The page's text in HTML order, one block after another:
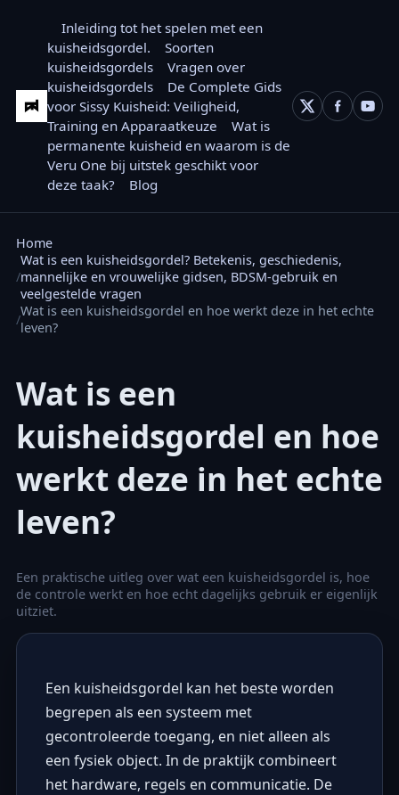
Inleiding tot het spelen met een
kuisheidsgordel.
Soorten
kuisheidsgordels
Vragen over
kuisheidsgordels
De Complete Gids
voor Sissy Kuisheid: Veiligheid,
Training en Apparaatkeuze
Wat is
permanente kuisheid en waarom is de
Veru One bij uitstek geschikt voor
deze taak?
Blog
Home
Wat is een kuisheidsgordel? Betekenis, geschiedenis,
mannelijke en vrouwelijke gidsen, BDSM-gebruik en
veelgestelde vragen
Wat is een kuisheidsgordel en hoe werkt deze in het echte
leven?
Wat is een
kuisheidsgordel en hoe
werkt deze in het echte
leven?
Een praktische uitleg over wat een kuisheidsgordel is, hoe
de controle werkt en hoe echt dagelijks gebruik er eigenlijk
uitziet.
Een kuisheidsgordel kan het beste worden
begrepen als een systeem met
gecontroleerde toegang, en niet alleen als
een fysiek object. In de praktijk combineert
het hardware, regels en communicatie. De